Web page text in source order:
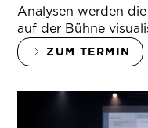
Analysen werden
auf der Bühne
ZUM TERMIN